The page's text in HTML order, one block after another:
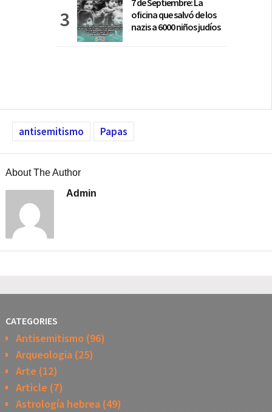
7 de Septiembre: La
oficina que salvó de los
nazis a 6000 niños judíos
antisemitismo Papas
About The Author
Admin
CATEGORIES
Antisemitismo (96)
Arqueologia(25)
Arte (12)
Article (7)
Astrología hebrea(49)